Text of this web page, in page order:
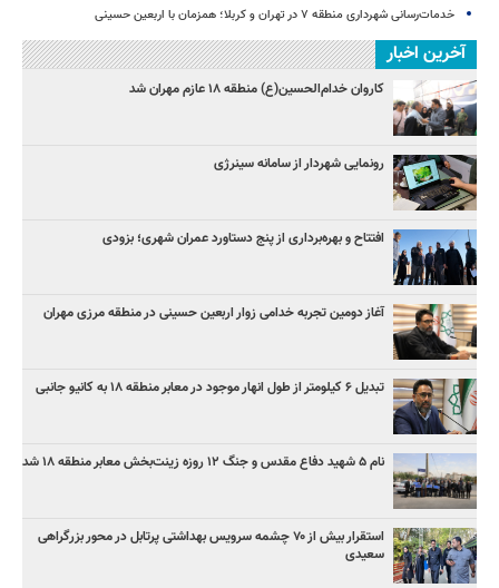
خدمات‌رسانی شهرداری منطقه ۷ در تهران و کربلا؛ همزمان با اربعین حسینی
آخرین اخبار
کاروان خدام‌الحسین(ع) منطقه ۱۸ عازم مهران شد
رونمایی شهردار از سامانه سینرژی
افتتاح و بهره‌برداری از پنج دستاورد عمران شهری؛ بزودی
آغاز دومین تجربه خدامی زوار اربعین حسینی در منطقه مرزی مهران
تبدیل ۶ کیلومتر از طول انهار موجود در معابر منطقه ۱۸ به کانیو جانبی
نام ۵ شهید دفاع مقدس و جنگ ۱۲ روزه زینت‌بخش معابر منطقه ۱۸ شد
استقرار بیش از ۷۰ چشمه سرویس بهداشتی پرتابل در محور بزرگراهی
سعیدی